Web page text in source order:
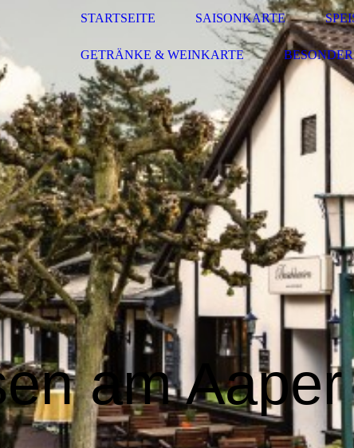
STARTSEITE SAISONKARTE
GETRÄNKE & WEINKARTE
am